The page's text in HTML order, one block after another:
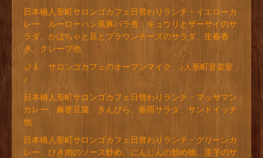
日本橋人形町サロンゴカフェ日替わりランチ・イエローカ
レー、ルーローハン風豚バラ煮、キュウリとザーサイのサ
ラダ、かぼちゃと豆とブラウンチーズのサラダ、生春巻
き、クレープ他
🌙🎸 サロンゴカフェのオープンマイク ♪人形町音楽室
♪
日本橋人形町サロンゴカフェ日替わりランチ・マッサマン
カレー、麻婆豆腐、きんぴら、春雨サラダ、サンドイッチ
他
日本橋人形町サロンゴカフェ日替わりランチ・グリーンカ
レー、ひき肉のソース炒め、にんじんの炒め物、里芋のサ